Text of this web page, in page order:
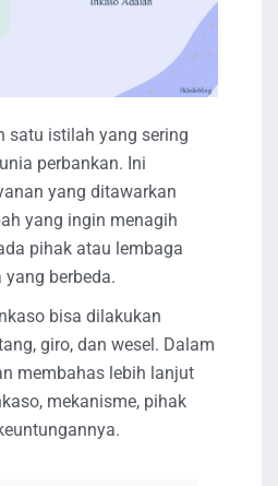
satu istilah yang sering
perbankan. Ini
yang ditawarkan
yang ingin menagih
pihak atau lembaga
berbeda.
bisa dilakukan
giro, dan wesel. Dalam
membahas lebih lanjut
mekanisme, pihak